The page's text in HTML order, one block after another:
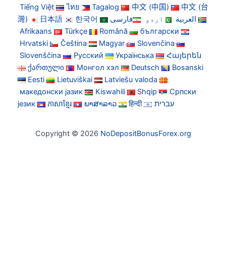
Tiếng Việt
ไทย Tagalog 中文 (中国)
中文 (台
灣)
日本語 한국어 العربية اردو
فارسی
Afrikaans
Türkçe Română
български
Hrvatski
Čeština Magyar
Slovenčina
Slovenščina
Русский Українська
Հայերեն
ქართული
Монгол хэл Deutsch
Bosanski
Eesti
Lietuviškai
Latviešu valoda
македонски јазик
Kiswahili Shqip
Српски
језик
ភាសាខ្មែរ ພາສາລາວ हिन्दी עברית
Copyright © 2026 NoDepositBonusForex.org